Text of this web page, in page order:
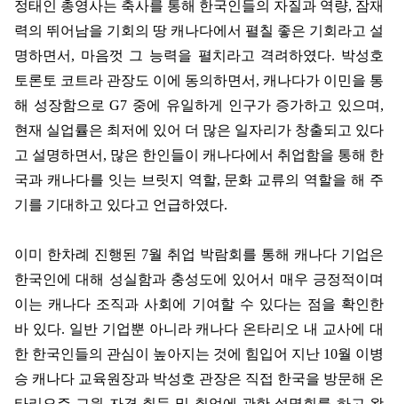
정태인 총영사는 축사를 통해 한국인들의 자질과 역량, 잠재
력의 뛰어남을 기회의 땅 캐나다에서 펼칠 좋은 기회라고 설
명하면서 , 마음껏 그 능력을 펼치라고 격려하였다. 박성호
토론토 코트라 관장도 이에 동의하면서 , 캐나다가 이민을 통
해 성장함으로G7 중에 유일하게 인구가 증가하고 있으며 ,
현재 실업률은 최저에 있어 더 많은 일자리가 창출되고 있다
고 설명하면서 , 많은 한인들이 캐나다에서 취업함을 통해 한
국과 캐나다를 잇는 브릿지 역할, 문화 교류의 역할을 해 주
기를 기대하고 있다고 언급하였다.
이미 한차례 진행된 7월 취업 박람회를 통해 캐나다 기업은
한국인에 대해 성실함과 충성도에 있어서 매우 긍정적이며
이는 캐나다 조직과 사회에 기여할 수 있다는 점을 확인한
바 있다. 일반 기업뿐 아니라 캐나다 온타리오 내 교사에 대
한 한국인들의 관심이 높아지는 것에 힘입어 지난 10월 이병
승 캐나다 교육원장과 박성호 관장은 직접 한국을 방문해 온